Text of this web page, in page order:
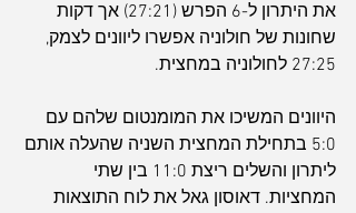
את היתרון ל-6 הפרש (27:21) אך דקות
שחונות של חולוניה אפשרו ליוונים לצמק,
27:25 לחולוניה במחצית.
היוונים המשיכו את המומנטום שלהם עם
5:0 בתחילת המחצית השניה שהעלה אותם
ליתרון והשלים ריצת 11:0 בין שתי
המחציות. דאוסון גאל את לוח התוצאות